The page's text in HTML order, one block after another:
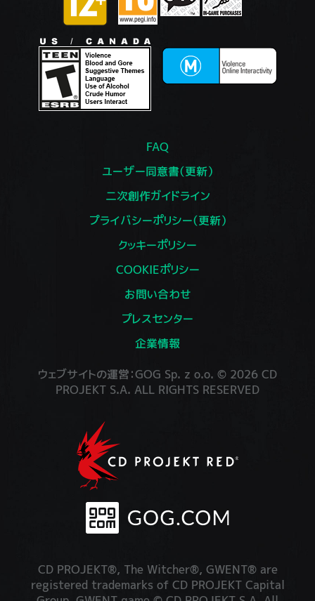
FAQ
ユーザー同意書（更新）
二次創作ガイドライン
プライバシーポリシー（更新）
クッキーポリシー
COOKIEポリシー
お問い合わせ
プレスセンター
企業情報
ウェブサイトの運営：GOG Sp. z o.o. © 2026 CD
PROJEKT S.A. ALL RIGHTS RESERVED
CD PROJEKT®, The Witcher®, GWENT® are
registered trademarks of CD PROJEKT Capital